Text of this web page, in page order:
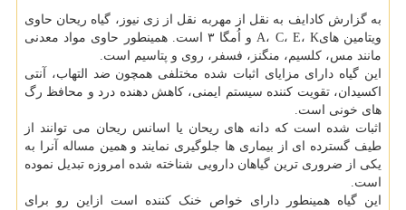
به گزارش کادایف به نقل از مهربه نقل از زی نیوز، گیاه ریحان حاوی
ویتامین هایA، C، E، K و اُمگا ۳ است. همینطور حاوی مواد معدنی
مانند مس، کلسیم، منگنز، فسفر، روی و پتاسیم است.
این گیاه دارای مزایای اثبات شده مختلفی همچون ضد التهاب، آنتی
اکسیدان، تقویت کننده سیستم ایمنی، کاهش دهنده درد و محافظ رگ
های خونی است.
اثبات شده است که دانه های ریحان یا اسانس ریحان می توانند از
طیف گسترده ای از بیماری ها جلوگیری نمایند و همین مساله آنرا به
یکی از ضروری ترین گیاهان دارویی شناخته شده امروزه تبدیل نموده
است.
این گیاه همینطور دارای خواص خنک کننده است ازاین رو برای